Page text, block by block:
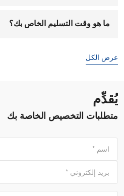
عمل.
ما هو وقت التسليم الخاص بك؟
عرض الكل
يُقدِّم
متطلبات التخصيص الخاصة بك
اسم *
بريد إلكتروني *